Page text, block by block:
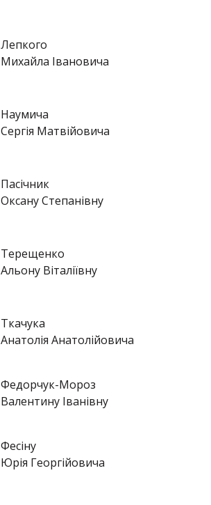
Лепкого
Михайла Івановича
Наумича
Сергія Матвійовича
Пасічник
Оксану Степанівну
Терещенко
Альону Віталіївну
Ткачука
Анатолія Анатолійовича
Федорчук-Мороз
Валентину Іванівну
Фесіну
Юрія Георгійовича